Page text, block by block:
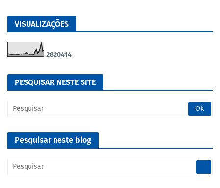
VISUALIZAÇÕES
2820414
PESQUISAR NESTE SITE
Pesquisar neste blog